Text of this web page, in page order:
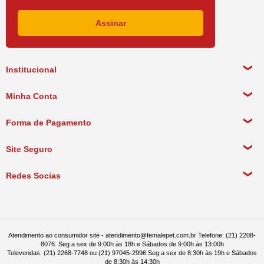
Principais Benefícios
Facilita a perda e manutenção do peso: pois contém níveis reduzidos de
Intestino equilibrado: fezes firmes e fáceis de limpar
Naturalmente saudável, sem corantes e aromatizantes artificiais
começou a transformar um sonho em realidade. Após 2 anos de intensas
marca de alimentos Super Premium produzida no Brasil: a marcaPremieR
pet
A PremieR pet adota o conceito de Nutrição Ótima, que alia qualidade
Institucional
Política de Pagamento
Política de Entrega
Minha Conta
Forma de Pagamento
Site Seguro
Redes Socias
Atendimento ao consumidor site - atendimento@femalepet.com.br Telefone: (21) 2208-
8076. Seg a sex de 9:00h às 18h e Sábados de 9:00h às 13:00h
Televendas: (21) 2268-7748 ou (21) 97045-2996 Seg a sex de 8:30h às 19h e Sábados
de 8:30h às 14:30h